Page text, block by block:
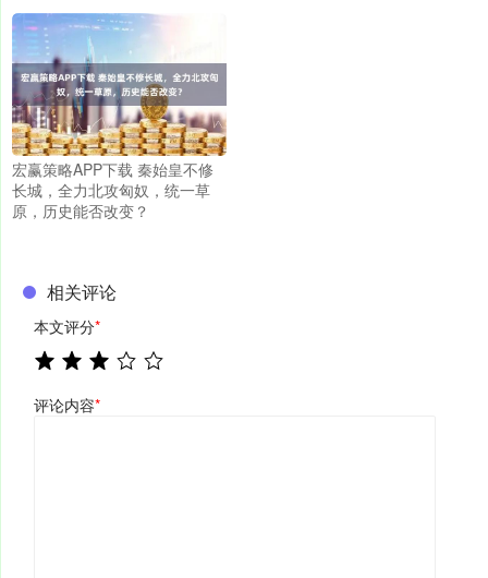
宏赢策略APP下载 秦始皇不修
长城，全力北攻匈奴，统一草
原，历史能否改变？
相关评论
本文评分*
评论内容*